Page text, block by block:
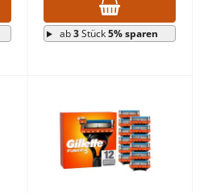
ab3Stück5% sparen